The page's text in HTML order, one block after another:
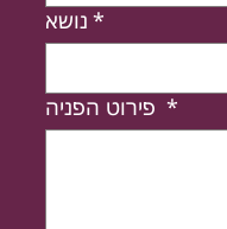
נושא *
*